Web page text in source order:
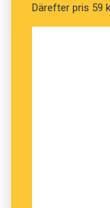
Därefter pris 59